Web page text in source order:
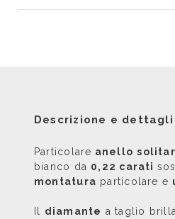
Descrizione e dettagli
Particolare anello
bianco da 0,22 carati
montatura particolare e
diamante a taglio